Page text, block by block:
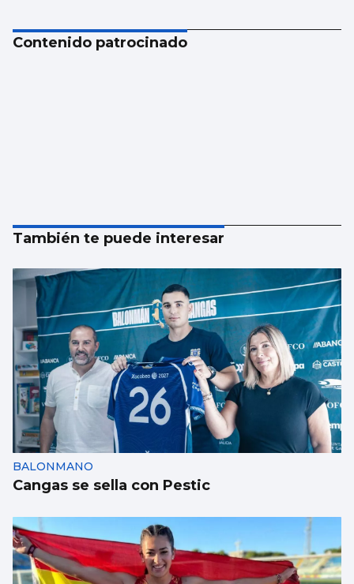
Contenido patrocinado
También te puede interesar
BALONMANO
Cangas se sella con Pestic